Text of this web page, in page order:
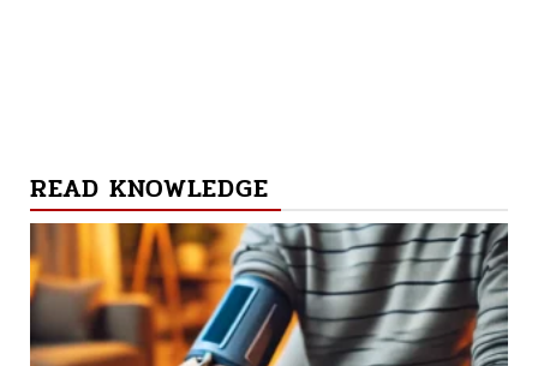
READ KNOWLEDGE